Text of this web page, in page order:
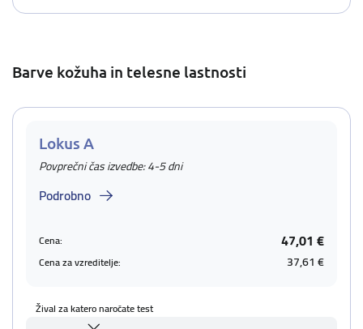
Barve kožuha in telesne lastnosti
Lokus A
Povprečni čas izvedbe: 4-5 dni
Podrobno
Cena: 47,01 €
Cena za vzreditelje: 37,61 €
Žival za katero naročate test